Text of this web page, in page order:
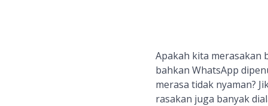
Apakah kita merasakan
bahkan WhatsApp
merasa tidak nyaman?
rasakan juga banyak